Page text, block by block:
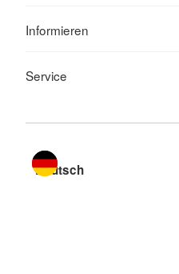
Informieren
Service
Sprache wechseln zu